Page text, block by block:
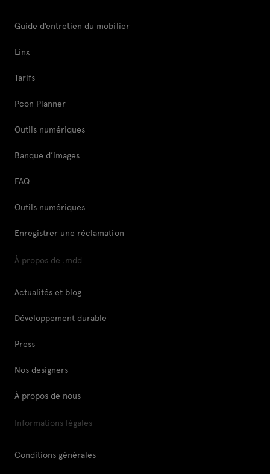
Guide d’entretien du mobilier
Linx
Tarifs
Pcon Planner
Outils numériques
Banque d’images
FAQ
Outils numériques
Enregistrer une réclamation
À propos de .mdd
Actualités et blog
Développement durable
Press
Nos designers
À propos de nous
Informations légales
Conditions générales